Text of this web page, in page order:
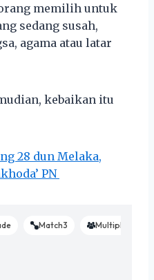
memilih untuk
sedang susah,
agama atau latar
kebaikan itu
28 dun Melaka,
PN